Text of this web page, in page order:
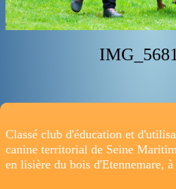
Classé club d'éducation et
canine territorial de Seine
en lisière du bois d'Etennemare,